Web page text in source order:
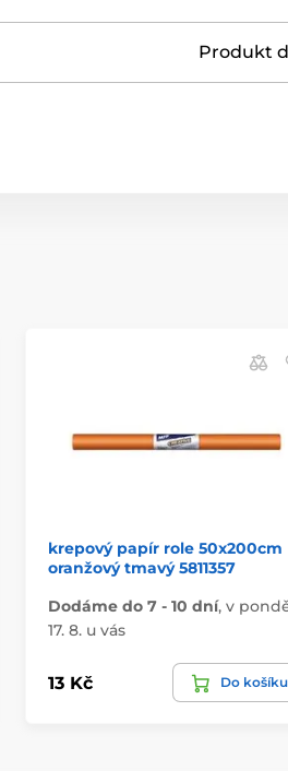
Produkt
krepový papír role 50x200cm
oranžový tmavý 5811357
Dodáme do 7 - 10 dní, v
17. 8. u vás
13 Kč Do košíku